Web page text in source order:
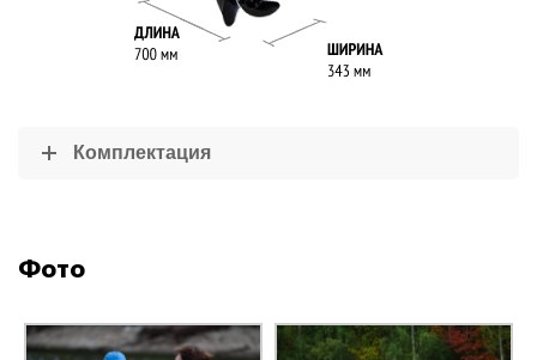
Комплектация
Фото